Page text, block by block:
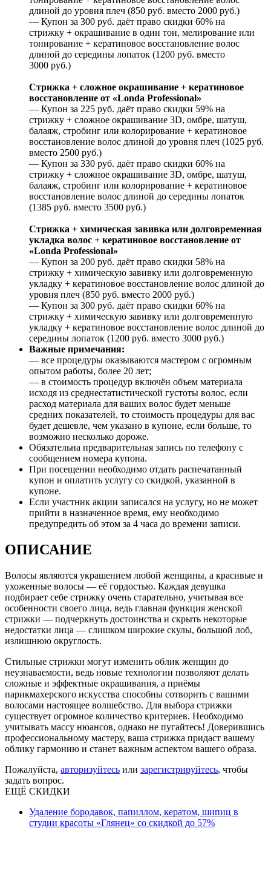
длиной до уровня плеч (850 руб. вместо 2000 руб.)
— Купон за 300 руб. даёт право скидки 60% на
стрижку + окрашивание в один тон, мелирование или
тонирование + кератиновое восстановление волос
длиной до середины лопаток (1200 руб. вместо
3000 руб.)
Стрижка + сложное окрашивание + кератиновое
восстановление от «Londa Professional»
— Купон за 225 руб. даёт право скидки 59% на
стрижку + сложное окрашивание 3D, омбре, шатуш,
балаяж, стробинг или колорирование + кератиновое
восстановление волос длиной до уровня плеч (1025 руб.
вместо 2500 руб.)
— Купон за 330 руб. даёт право скидки 60% на
стрижку + сложное окрашивание 3D, омбре, шатуш,
балаяж, стробинг или колорирование + кератиновое
восстановление волос длиной до середины лопаток
(1385 руб. вместо 3500 руб.)
Стрижка + химическая завивка или долговременная
укладка волос + кератиновое восстановление от
«Londa Professional»
— Купон за 200 руб. даёт право скидки 58% на
стрижку + химическую завивку или долговременную
укладку + кератиновое восстановление волос длиной до
уровня плеч (850 руб. вместо 2000 руб.)
— Купон за 300 руб. даёт право скидки 60% на
стрижку + химическую завивку или долговременную
укладку + кератиновое восстановление волос длиной до
середины лопаток (1200 руб. вместо 3000 руб.)
Важные примечания:
— все процедуры оказываются мастером с огромным
опытом работы, более 20 лет;
— в стоимость процедур включён объем материала
исходя из среднестатистической густоты волос, если
расход материала для ваших волос будет меньше
средних показателей, то стоимость процедуры для вас
будет дешевле, чем указано в купоне, если больше, то
возможно несколько дороже.
Обязательна предварительная запись по телефону с
сообщением номера купона.
При посещении необходимо отдать распечатанный
купон и оплатить услугу со скидкой, указанной в
купоне.
Если участник акции записался на услугу, но не может
прийти в назначенное время, ему необходимо
предупредить об этом за 4 часа до времени записи.
ОПИСАНИЕ
Волосы являются украшением любой женщины, а красивые и
ухоженные волосы — её гордостью. Каждая девушка
подбирает себе стрижку очень старательно, учитывая все
особенности своего лица, ведь главная функция женской
стрижки — подчеркнуть достоинства и скрыть некоторые
недостатки лица — слишком широкие скулы, большой лоб,
излишнюю округлость.
Стильные стрижки могут изменить облик женщин до
неузнаваемости, ведь новые технологии позволяют делать
сложные и эффектные окрашивания, а приёмы
парикмахерского искусства способны сотворить с вашими
волосами настоящее волшебство. Для выбора стрижки
существует огромное количество критериев. Необходимо
учитывать массу нюансов, однако не пугайтесь! Доверившись
профессиональному мастеру, ваша стрижка придаст вашему
облику гармонию и станет важным аспектом вашего образа.
Пожалуйста, авторизуйтесь или зарегистрируйтесь, чтобы
задать вопрос.
ЕЩЁ СКИДКИ
Удаление бородавок, папиллом, кератом, шипиц в
студии красоты «Глянец» со скидкой до 57%